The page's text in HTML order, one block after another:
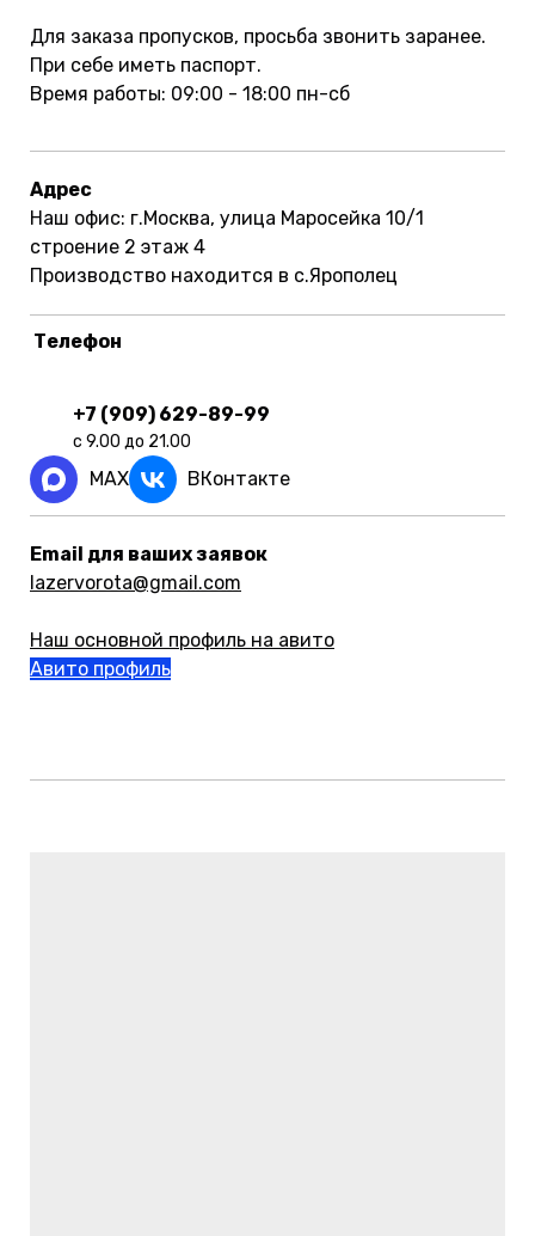
+7 (909) 629-89-99
с 9.00 до 21.00
Для заказа пропусков, просьба звонить заранее.
При себе иметь паспорт.
Время работы: 09:00 - 18:00 пн-сб
Адрес
Наш офис: г.Москва, улица Маросейка 10/1
строение 2 этаж 4
Производство находится в с.Ярополец
Телефон
MAX ВКонтакте
Email для ваших заявок
lazervorota@gmail.com
Наш основной профиль на авито
Авито профиль